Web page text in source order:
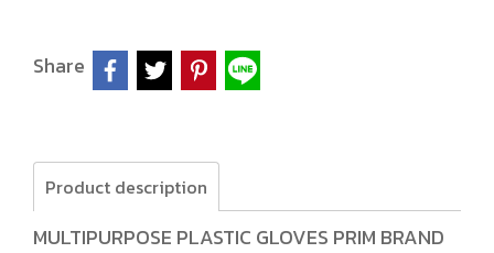
Share
Product description
MULTIPURPOSE PLASTIC GLOVES PRIM BRAND